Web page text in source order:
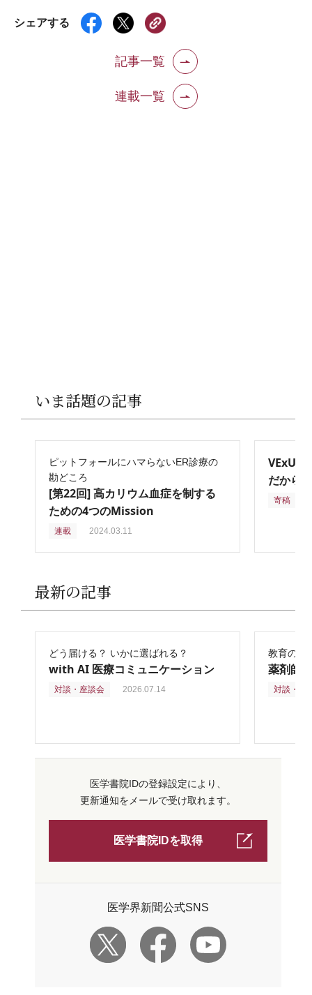
シェアする
記事一覧
連載一覧
いま話題の記事
ピットフォールにハマらないER診療の
勘どころ
[第22回] 高カリウム血症を制する
ための4つのMission
連載 2024.03.11
VExUS
だから
寄稿
最新の記事
どう届ける？ いかに選ばれる？
with AI 医療コミュニケーション
対談・座談会 2026.07.14
教育の再
薬剤師
対談・座
医学書院IDの登録設定により、
更新通知をメールで受け取れます。
医学書院IDを取得
医学界新聞公式SNS